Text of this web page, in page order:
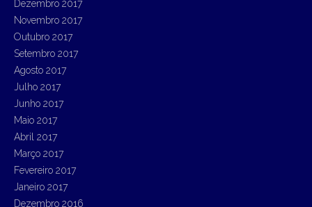
Dezembro 2017
Novembro 2017
Outubro 2017
Setembro 2017
Agosto 2017
Julho 2017
Junho 2017
Maio 2017
Abril 2017
Março 2017
Fevereiro 2017
Janeiro 2017
Dezembro 2016